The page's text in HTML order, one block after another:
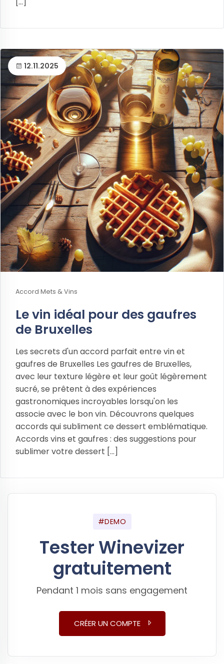
12.11.2025
Accord Mets & Vins
Le vin idéal pour des gaufres
de Bruxelles
Les secrets d'un accord parfait entre vin et
gaufres de Bruxelles Les gaufres de Bruxelles,
avec leur texture légère et leur goût légèrement
sucré, se prêtent à des expériences
gastronomiques incroyables lorsqu'on les
associe avec le bon vin. Découvrons quelques
accords qui subliment ce dessert emblématique.
Accords vins et gaufres : des suggestions pour
sublimer votre dessert [...]
#DEMO
Tester Winevizer
gratuitement
Pendant 1 mois sans engagement
CRÉER UN COMPTE